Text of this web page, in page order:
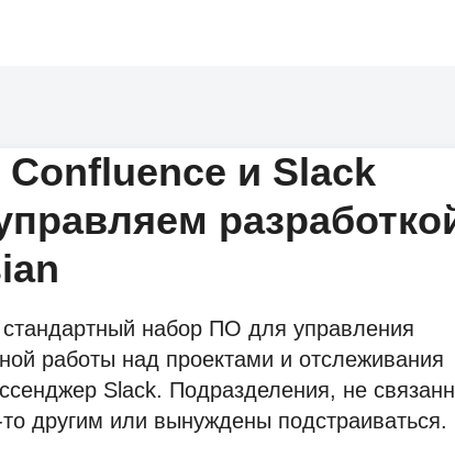
и Slack
набор ПО для управления
работы над проектами и отслеживания
Slack. Подразделения, не
другим или вынуждены подстраиваться.